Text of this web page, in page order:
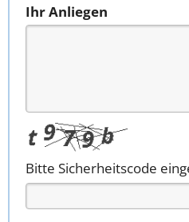
Ihr Anliegen
Bitte Sicherheitscode